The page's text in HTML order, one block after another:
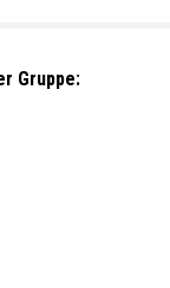
Gruppe: